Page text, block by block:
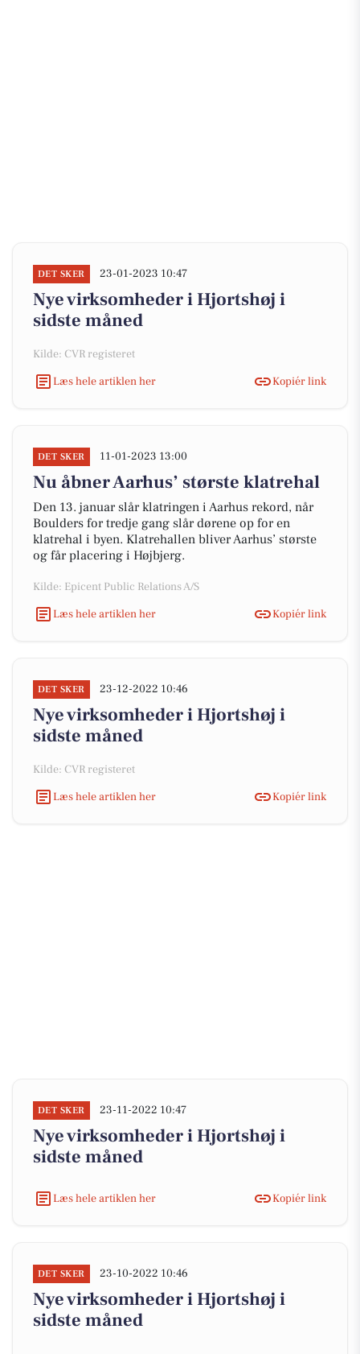
DET SKER 23-01-2023 10:47
Nye virksomheder i Hjortshøj i
sidste måned
Kilde: CVR registeret
Læs hele artiklen her
Kopiér link
DET SKER 11-01-2023 13:00
Nu åbner Aarhus’ største klatrehal
Den 13. januar slår klatringen i Aarhus rekord, når
Boulders for tredje gang slår dørene op for en
klatrehal i byen. Klatrehallen bliver Aarhus’ største
og får placering i Højbjerg.
Kilde: Epicent Public Relations A/S
Læs hele artiklen her
Kopiér link
DET SKER 23-12-2022 10:46
Nye virksomheder i Hjortshøj i
sidste måned
Kilde: CVR registeret
Læs hele artiklen her
Kopiér link
DET SKER 23-11-2022 10:47
Nye virksomheder i Hjortshøj i
sidste måned
Læs hele artiklen her Kopiér link
DET SKER 23-10-2022 10:46
Nye virksomheder i Hjortshøj i
sidste måned